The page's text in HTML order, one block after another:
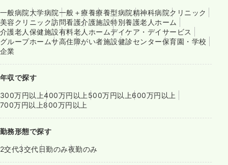
一般病院大学病院一般＋療養療養型病院精神科病院クリニック
美容クリニック訪問看護介護施設特別養護老人ホーム
介護老人保健施設有料老人ホームデイケア・デイサービス
グループホームサ高住障がい者施設健診センター保育園・学校
企業
年収で探す
300万円以上400万円以上500万円以上600万円以上
700万円以上800万円以上
勤務形態で探す
2交代3交代日勤のみ夜勤のみ